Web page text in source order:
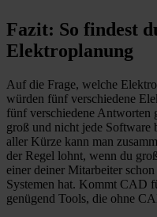
Fazit: So findest
Elektroplanung
Auf die Frage, welche
würden fünf verschiedene
fünf verschiedene Antworten
groß und nicht jede Software
aller Kürze kann man
der Regel lohnt, wenn du
einer deiner Mitarbeiter
Systemen hat. Kommt CAD
genügend Tools, die ohne